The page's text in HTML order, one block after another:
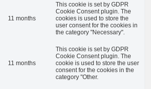
11 months
This cookie is set by GDPR
Cookie Consent plugin. The
cookies is used to store the
user consent for the cookies in
the category "Necessary".
11 months
This cookie is set by GDPR
Cookie Consent plugin. The
cookie is used to store the user
consent for the cookies in the
category "Other.